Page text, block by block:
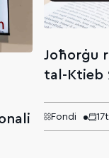
Joħorġu
tal-Ktieb
Fondi